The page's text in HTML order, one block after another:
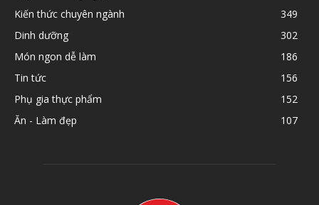
Kiến thức chuyên ngành
349
Dinh dưỡng
302
Món ngon dễ làm
186
Tin tức
156
Phụ gia thực phẩm
152
Ăn - Làm đẹp
107